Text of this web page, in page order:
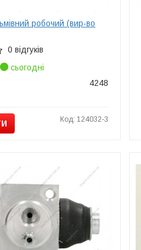
робочий (вир-во
0 відгуків
сьогодні
4248
Код: 124032-3